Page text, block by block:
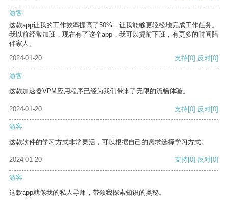
游客
这款app让我的工作效率提高了50%，让我能够更轻松地完成工作任务。
我以前经常加班，现在有了这个app，我可以提前下班，有更多的时间陪
伴家人。
2024-01-20
支持[0] 反对[0]
游客
这款加速器VPM应用程序已经为我们带来了无限的流畅体验。
2024-01-20 支持[0] 反对[0]
游客
这款软件的学习方式非常灵活，可以根据自己的需求选择学习方式。
2024-01-20 支持[0] 反对[0]
游客
这款app就像我的私人导师，带领我探索知识的奥秘。